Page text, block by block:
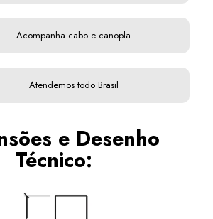
Acompanha cabo e canopla
Atendemos todo Brasil
e Desenho
Técnico: